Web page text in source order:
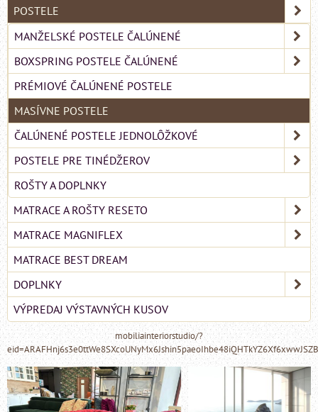
POSTELE
MANŽELSKÉ POSTELE ČALÚNENÉ
BOXSPRING POSTELE ČALÚNENÉ
PRÉMIOVÉ ČALÚNENÉ POSTELE
MASÍVNE POSTELE
ČALÚNENÉ POSTELE JEDNOLÔŽKOVÉ
POSTELE PRE TINÉDŽEROV
ROŠTY A DOPLNKY
MATRACE A ROŠTY RESETO
MATRACE MAGNIFLEX
MATRACE BEST DREAM
DOPLNKY
VÝPREDAJ VÝSTAVNÝCH KUSOV
mobiliainteriorstudio/?